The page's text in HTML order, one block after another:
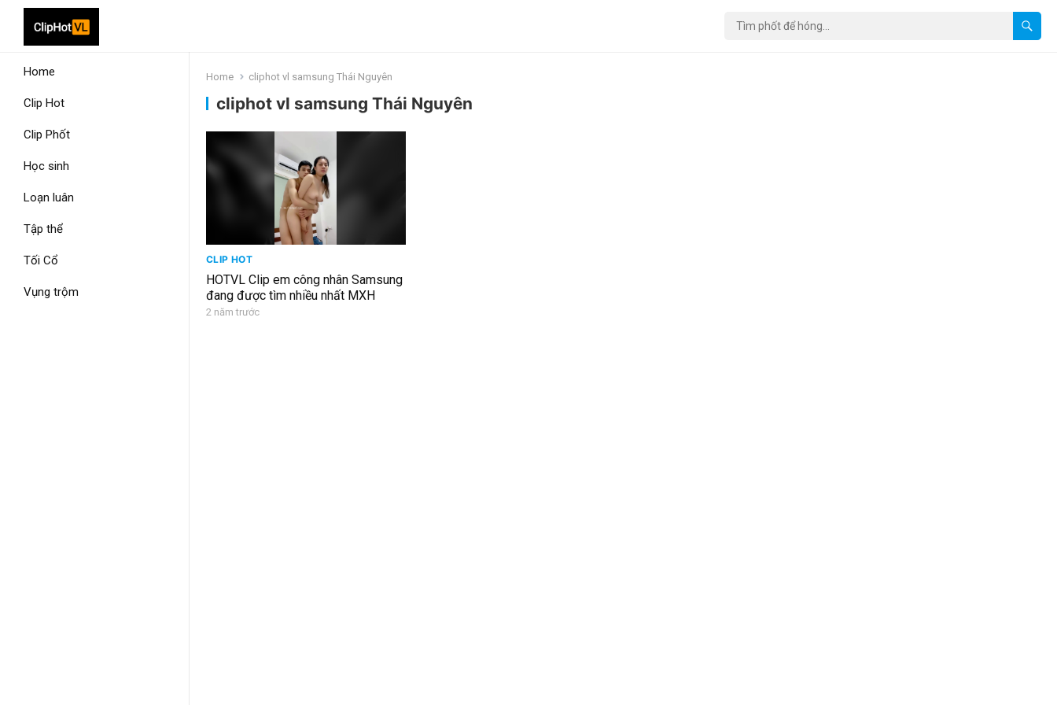
Home
Clip Hot
Clip Phốt
Học sinh
Loạn luân
Tập thể
Tối Cổ
Vụng trộm
Home cliphot vl samsung Thái Nguyên
cliphot vl samsung Thái Nguyên
CLIP HOT
HOTVL Clip em công nhân Samsung
đang được tìm nhiều nhất MXH
2 năm trước